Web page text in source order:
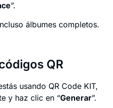
”.
álbumes completos.
QR
usando QR Code KIT,
y haz clic en “Generar”.